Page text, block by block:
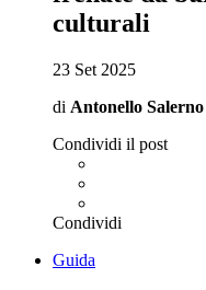
culturali
23 Set 2025
di Antonello Salerno
Condividi il post
Condividi
Guida